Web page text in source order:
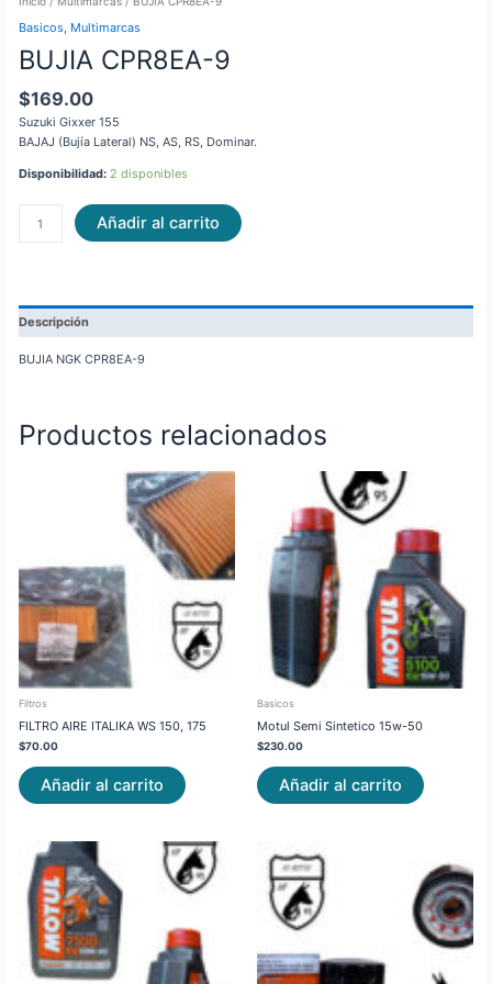
Basicos, Multimarcas
BUJIA CPR8EA-9
$169.00
Suzuki Gixxer 155
BAJAJ (Bujía Lateral) NS, AS, RS, Dominar.
Disponibilidad: 2 disponibles
Añadir al carrito
Descripción
BUJIA NGK CPR8EA-9
Productos relacionados
Filtros
FILTRO AIRE ITALIKA WS 150, 175
$70.00
Añadir al carrito
Basicos
Motul Semi Sintetico 15w-50
$230.00
Añadir al carrito